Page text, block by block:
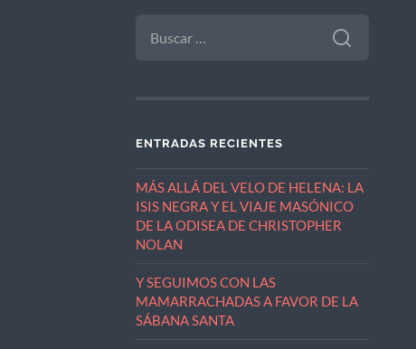
ENTRADAS RECIENTES
MÁS ALLÁ DEL VELO DE HELENA: LA
ISIS NEGRA Y EL VIAJE MASÓNICO
DE LA ODISEA DE CHRISTOPHER
NOLAN
Y SEGUIMOS CON LAS
MAMARRACHADAS A FAVOR DE LA
SÁBANA SANTA